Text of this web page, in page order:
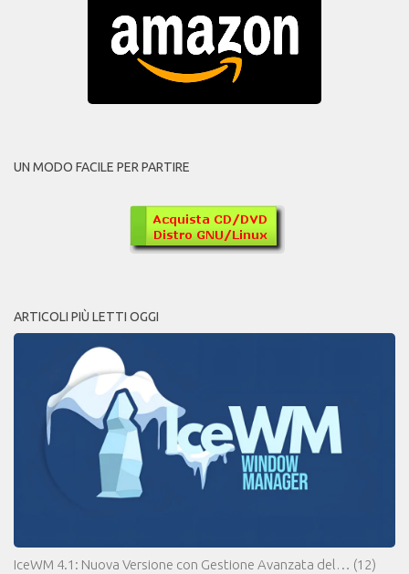
UN MODO FACILE PER PARTIRE
ARTICOLI PIÙ LETTI OGGI
IceWM 4.1: Nuova Versione con Gestione Avanzata del… (12)